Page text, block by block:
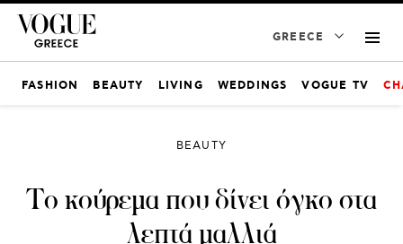
GREECE
FASHION BEAUTY LIVING WEDDINGS VOGUE TV
BEAUTY
Το κούρεμα που δίνει όγκο στα
λεπτά μαλλιά